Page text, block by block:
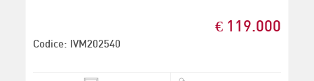
€ 119.000
Codice: IVM202540